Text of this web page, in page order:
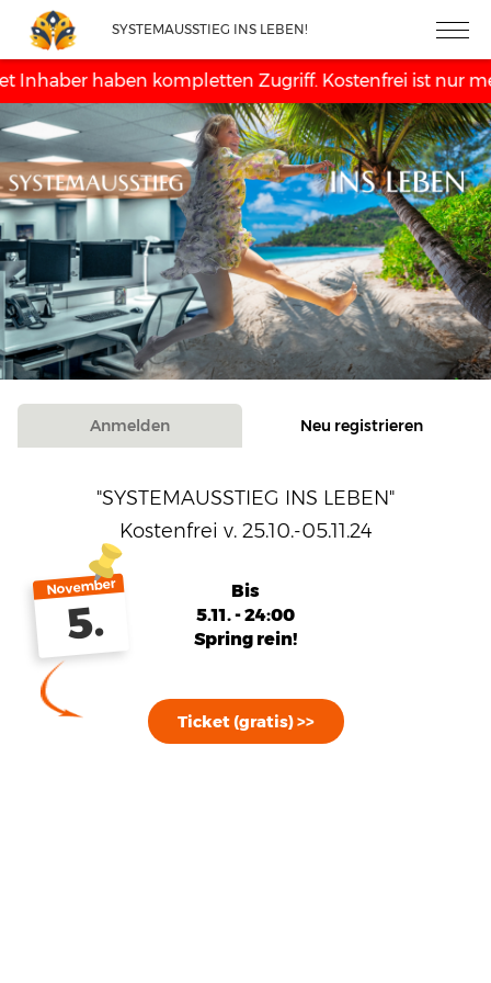
SYSTEMAUSSTIEG INS LEBEN!
Inhaber haben kompletten Zugriff. Kostenfrei ist nur
Anmelden Neu registrieren
"SYSTEMAUSSTIEG INS LEBEN"
Kostenfrei v. 25.10.-05.11.24
Bis
5.11. - 24:00
Spring rein!
November
5.
Ticket (gratis) >>